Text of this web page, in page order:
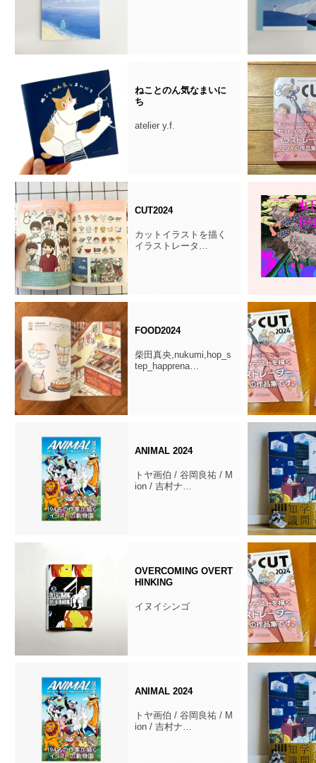
ねことのん気なまいに
ち
atelier y.f.
CUT2024
カットイラストを描く
イラストレータ…
FOOD2024
柴田真央,nukumi,hop_s
tep_happrena…
ANIMAL 2024
トヤ画伯 / 谷岡良祐 / M
ion / 吉村ナ…
OVERCOMING OVERT
HINKING
イヌイシンゴ
ANIMAL 2024
トヤ画伯 / 谷岡良祐 / M
ion / 吉村ナ…